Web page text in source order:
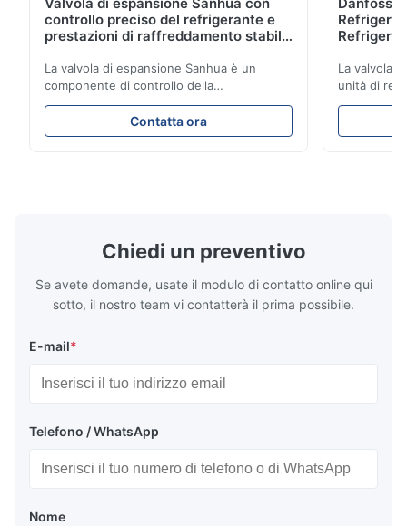
controllo preciso del refrigerante e
prestazioni di raffreddamento stabili
La valvola di espansione Sanhua è un
componente di controllo della
refrigerazione ad alte prestazioni
progettato per unità di refrigerazione di
camion, furgoni refrigerati e sistemi di
Contatta ora
La valvola
unità di
con
stabili ed
Chiedi un preventivo
Se avete domande, usate il modulo di contatto online qui
sotto, il nostro team vi contatterà il prima possibile.
E-mail*
Telefono / WhatsApp
Nome